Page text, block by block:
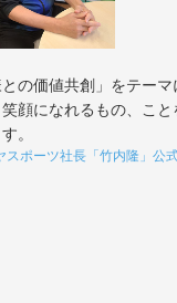
の価値共創」をテー
顔になれるもの、こ
。
スポーツ社長「竹内隆」公